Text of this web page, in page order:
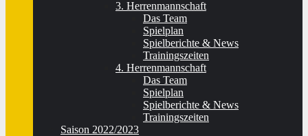
3. Herrenmannschaft
Das Team
Spielplan
Spielberichte & News
Trainingszeiten
4. Herrenmannschaft
Das Team
Spielplan
Spielberichte & News
Trainingszeiten
Saison 2022/2023